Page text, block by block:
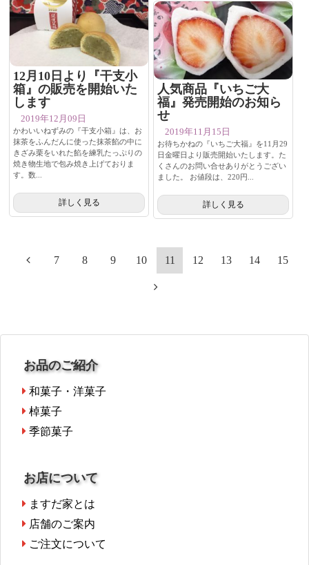
12月10日より『干支小
箱』の販売を開始いた
します
2019年12月09日
かわいいねずみの『干支小箱』は、お
抹茶をふんだんに使った抹茶餡の中に
きざみ栗をいれた餡を練乳たっぷりの
焼き物生地で包み焼き上げておりま
す。数...
詳しく見る
人気商品『いちご大
福』発売開始のお知ら
せ
2019年11月15日
お待ちかねの『いちご大福』を11月29
日金曜日より販売開始いたします。た
くさんのお問い合せありがとうござい
ました。 お値段は、220円...
詳しく見る
7 8 9 10 11 12 13 14 15
お品のご紹介
和菓子・洋菓子
棹菓子
季節菓子
お店について
ますだ家とは
店舗のご案内
ご注文について